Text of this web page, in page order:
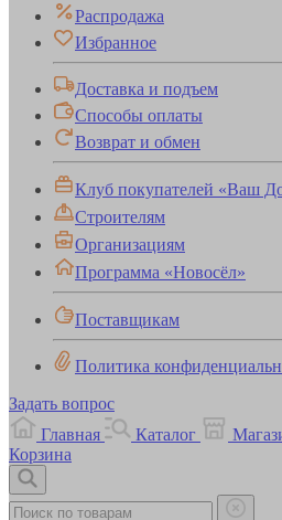
Распродажа
Избранное
Доставка и подъем
Способы оплаты
Возврат и обмен
Клуб покупателей «Ваш
Строителям
Организациям
Программа «Новосёл»
Поставщикам
Политика
Задать вопрос
Главная
Каталог
Корзина